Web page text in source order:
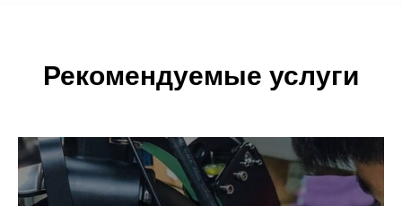
Рекомендуемые услуги